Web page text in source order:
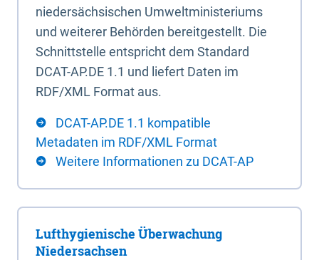
niedersächsischen Umweltministeriums
und weiterer Behörden bereitgestellt. Die
Schnittstelle entspricht dem Standard
DCAT-AP.DE 1.1 und liefert Daten im
RDF/XML Format aus.
DCAT-AP.DE 1.1 kompatible
Metadaten im RDF/XML Format
Weitere Informationen zu DCAT-AP
Lufthygienische Überwachung
Niedersachsen